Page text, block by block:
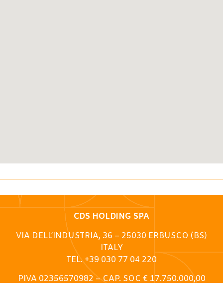
CDS HOLDING SPA
VIA DELL’INDUSTRIA, 36 – 25030 ERBUSCO (BS)
ITALY
TEL. +39 030 77 04 220
PIVA 02356570982 – CAP. SOC € 17.750.000,00